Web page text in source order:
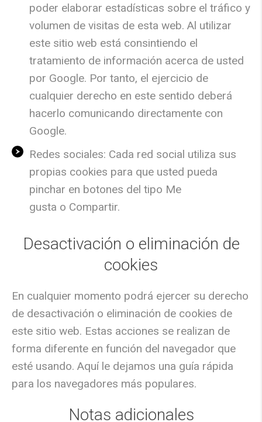
poder elaborar estadísticas sobre el tráfico y
volumen de visitas de esta web. Al utilizar
este sitio web está consintiendo el
tratamiento de información acerca de usted
por Google. Por tanto, el ejercicio de
cualquier derecho en este sentido deberá
hacerlo comunicando directamente con
Google.
Redes sociales: Cada red social utiliza sus
propias cookies para que usted pueda
pinchar en botones del tipo Me
gusta o Compartir.
Desactivación o eliminación de
cookies
En cualquier momento podrá ejercer su derecho
de desactivación o eliminación de cookies de
este sitio web. Estas acciones se realizan de
forma diferente en función del navegador que
esté usando. Aquí le dejamos una guía rápida
para los navegadores más populares.
Notas adicionales